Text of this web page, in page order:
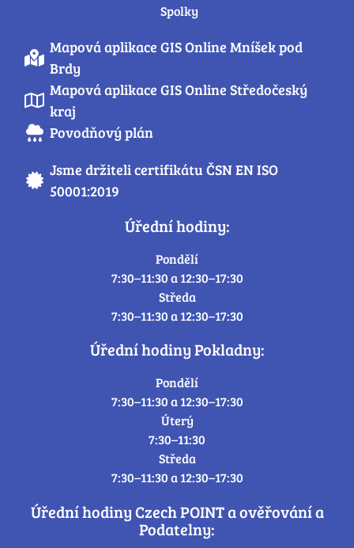
Spolky
Mapová aplikace GIS Online Mníšek pod
Brdy
Mapová aplikace GIS Online Středočeský
kraj
Povodňový plán
Jsme držiteli certifikátu ČSN EN ISO
50001:2019
Úřední hodiny:
Pondělí
7:30–11:30 a 12:30–17:30
Středa
7:30–11:30 a 12:30–17:30
Úřední hodiny Pokladny:
Pondělí
7:30–11:30 a 12:30–17:30
Úterý
7:30–11:30
Středa
7:30–11:30 a 12:30–17:30
Úřední hodiny Czech POINT a ověřování a
Podatelny: